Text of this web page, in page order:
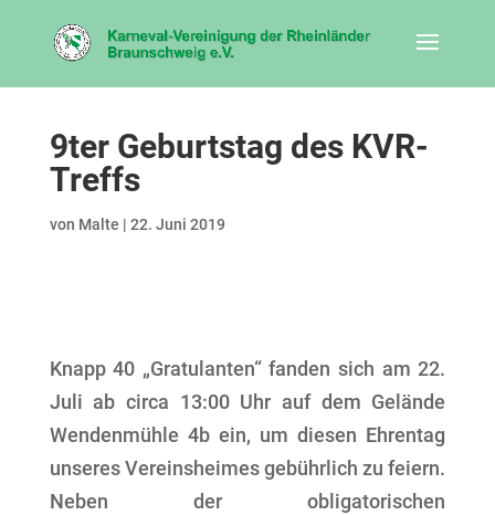
9ter Geburtstag des KVR-
Treffs
von Malte | 22. Juni 2019
Knapp 40 „Gratulanten“ fanden sich am 22.
Juli ab circa 13:00 Uhr auf dem Gelände
Wendenmühle 4b ein, um diesen Ehrentag
unseres Vereinsheimes gebührlich zu feiern.
Neben der obligatorischen